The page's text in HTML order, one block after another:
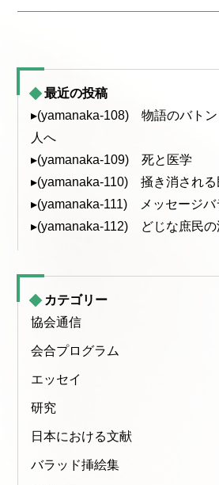
最近の投稿
▸(yamanaka-108) 物語のバト
人へ
▸(yamanaka-109) 死と医学
▸(yamanaka-110) 掻き消される
▸(yamanaka-111) メッセージバ
▸(yamanaka-112) どじな庶民
カテゴリー
協会通信
会合プログラム
エッセイ
研究
日本における文献
バラッド挿絵集